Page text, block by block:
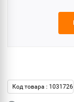
Код товара : 1031726